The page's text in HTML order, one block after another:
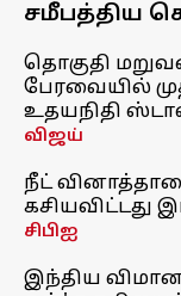
சமீபத்திய
தொகுதி
பேரவையில்
உதயநிதி
விஜய்
நீட்
கசியவிட்டது
சிபிஐ
இந்திய